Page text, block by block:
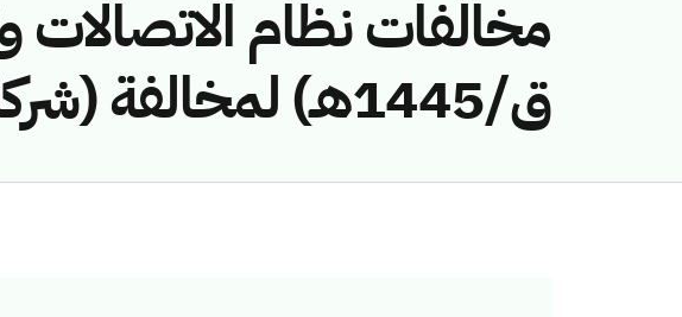
ق/1445هـ) لمخالفة (شركة الاتصالات المتنقلة السعودية (زين))